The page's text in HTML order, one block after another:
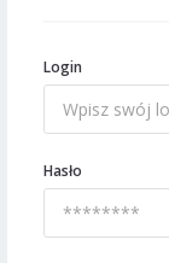
Login
Hasło